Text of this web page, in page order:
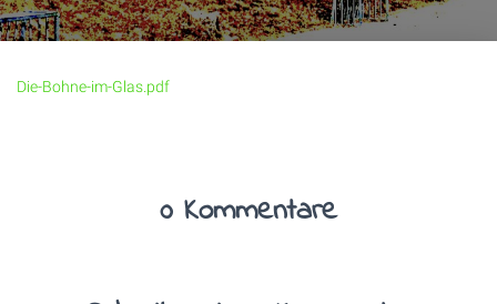
Die-Bohne-im-Glas.pdf
0 Kommentare